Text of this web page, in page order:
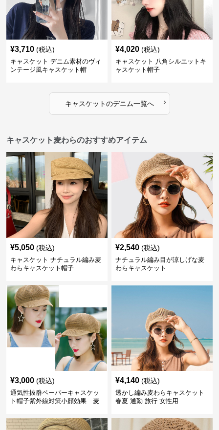
¥3,710 (税込)
キャスケット デニム素材のヴィ
ンテージ風キャスケット帽
¥4,020 (税込)
キャスケット 八角シルエットキ
ャスケット帽子
キャスケットのデニム一覧へ ›
キャスケット麦わらのおすすめアイテム
¥5,050 (税込)
キャスケット ナチュラル編み麦
わらキャスケット帽子
¥2,540 (税込)
ナチュラル編み目が涼しげな麦
わらキャスケット
¥3,000 (税込)
通気性抜群ペーパーキャスケッ
ト帽子紫外線対策小顔効果 麦
¥4,140 (税込)
透かし編み麦わらキャスケット
春夏 通勤 旅行 女性用